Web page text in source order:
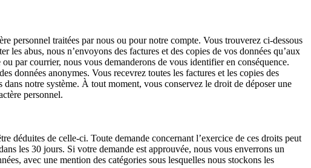
personnel traitées par nous ou pour notre compte. Vous trouverez ci-dessous
abus, nous n’envoyons des factures et des copies de vos données qu’aux
par courrier, nous vous demanderons de vous identifier en conséquence.
données anonymes. Vous recevrez toutes les factures et les copies des
notre système. À tout moment, vous conservez le droit de déposer une
personnel.
déduites de celle-ci. Toute demande concernant l’exercice de ces droits peut
les 30 jours. Si votre demande est approuvée, nous vous enverrons un
avec une mention des catégories sous lesquelles nous stockons les